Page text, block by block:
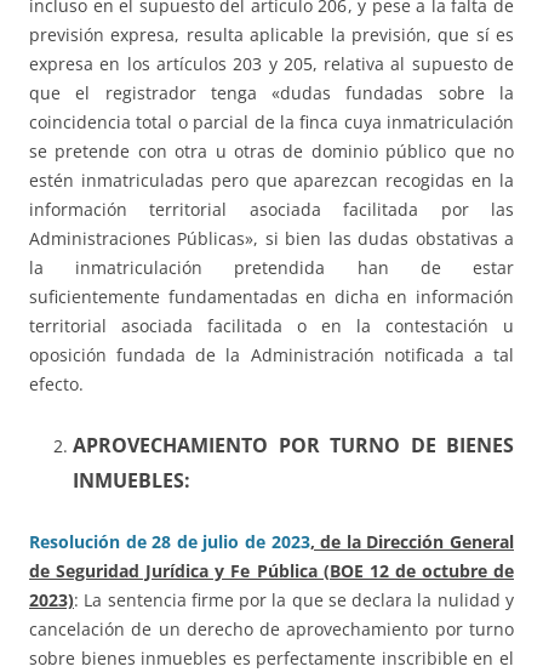
incluso en el supuesto del artículo 206, y pese a la falta de
previsión expresa, resulta aplicable la previsión, que sí es
expresa en los artículos 203 y 205, relativa al supuesto de
que el registrador tenga «dudas fundadas sobre la
coincidencia total o parcial de la finca cuya inmatriculación
se pretende con otra u otras de dominio público que no
estén inmatriculadas pero que aparezcan recogidas en la
información territorial asociada facilitada por las
Administraciones Públicas», si bien las dudas obstativas a
la inmatriculación pretendida han de estar
suficientemente fundamentadas en dicha en información
territorial asociada facilitada o en la contestación u
oposición fundada de la Administración notificada a tal
efecto.
APROVECHAMIENTO POR TURNO DE BIENES
INMUEBLES:
Resolución de 28 de julio de 2023, de la Dirección General
de Seguridad Jurídica y Fe Pública (BOE 12 de octubre de
2023): La sentencia firme por la que se declara la nulidad y
cancelación de un derecho de aprovechamiento por turno
sobre bienes inmuebles es perfectamente inscribible en el